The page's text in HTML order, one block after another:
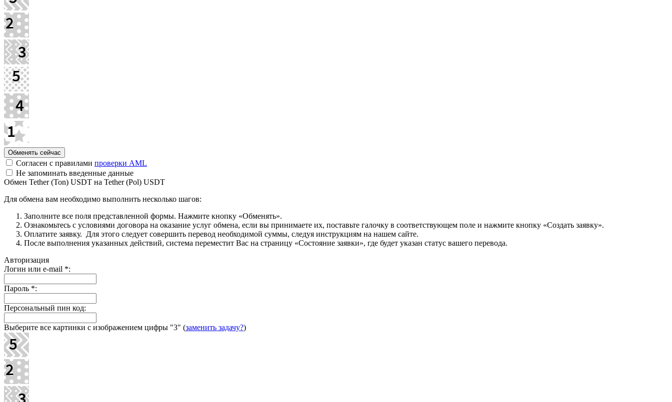
Согласен с правилами проверки AML
Не запоминать введенные данные
Обмен Tether (Ton) USDT на Tether (Pol) USDT
Для обмена вам необходимо выполнить несколько шагов:
Заполните все поля представленной формы. Нажмите кнопку «Обменять».
Ознакомьтесь с условиями договора на оказание услуг обмена, если вы принимаете их, поставьте галочку в соответствующем поле и нажмите кнопку «Создать заявку».
Оплатите заявку. Для этого следует совершить перевод необходимой суммы, следуя инструкциям на нашем сайте.
После выполнения указанных действий, система переместит Вас на страницу «Состояние заявки», где будет указан статус вашего перевода.
Авторизация
Логин или e-mail *:
Пароль *:
Персональный пин код:
Выберите все картинки с изображением цифры "3" (заменить задачу?)